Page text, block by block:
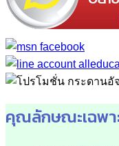
คุณลักษณะเฉพา